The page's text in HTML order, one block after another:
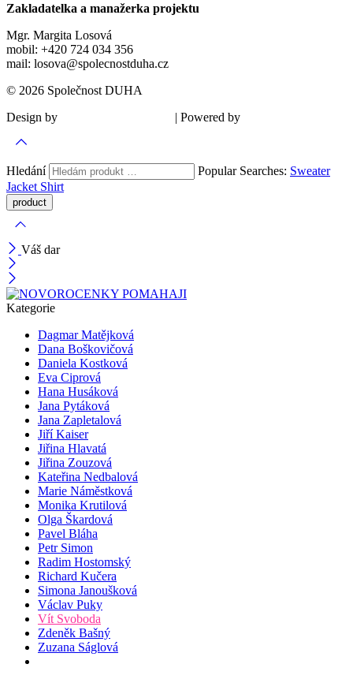
Zakladatelka a manažerka projektu
Mgr. Margita Losová
mobil: +420 724 034 356
mail: losova@spolecnostduha.cz
© 2026 Společnost DUHA
Design by
| Powered by
Hledání Popular Searches: Sweater
Jacket Shirt
Váš dar
Kategorie
Dagmar Matějková
Dana Boškovičová
Daniela Kostková
Eva Ciprová
Hana Husáková
Jana Pytáková
Jana Zapletalová
Jiří Kaiser
Jiřina Hlavatá
Jiřina Zouzová
Kateřina Nedbalová
Marie Náměstková
Monika Krutilová
Olga Škardová
Pavel Bláha
Petr Simon
Radim Hostomský
Richard Kučera
Simona Janoušková
Václav Puky
Vít Svoboda
Zdeněk Bašný
Zuzana Ságlová